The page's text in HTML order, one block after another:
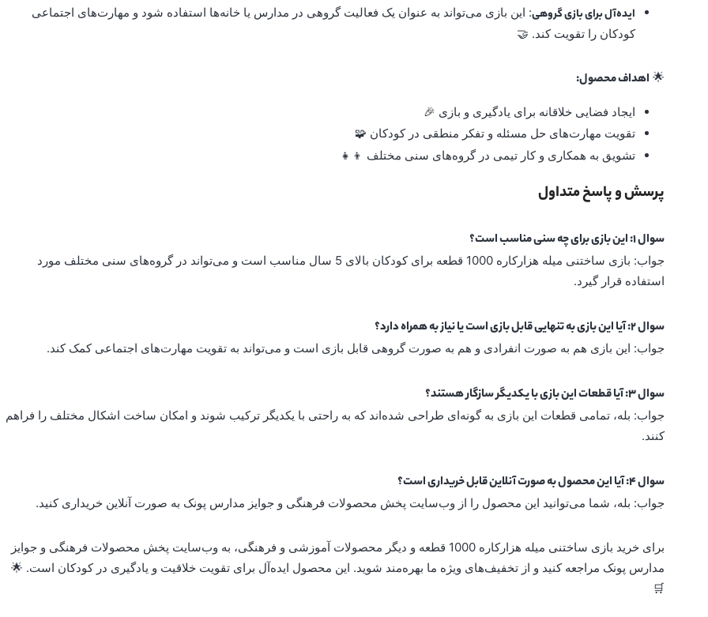
ایده‌آل برای بازی گروهی: این بازی می‌تواند به عنوان یک فعالیت گروهی در مدارس یا خانه‌ها استفاده شود و مهارت‌های اجتماعی
کودکان را تقویت کند. 🤝
🌟 اهداف محصول:
ایجاد فضایی خلاقانه برای یادگیری و بازی 🎉
تقویت مهارت‌های حل مسئله و تفکر منطقی در کودکان 🧩
تشویق به همکاری و کار تیمی در گروه‌های سنی مختلف 👦👧
پرسش و پاسخ متداول
سوال ۱: این بازی برای چه سنی مناسب است؟
جواب: بازی ساختنی میله هزارکاره 1000 قطعه برای کودکان بالای 5 سال مناسب است و می‌تواند در گروه‌های سنی مختلف مورد
استفاده قرار گیرد.
سوال ۲: آیا این بازی به تنهایی قابل بازی است یا نیاز به همراه دارد؟
جواب: این بازی هم به صورت انفرادی و هم به صورت گروهی قابل بازی است و می‌تواند به تقویت مهارت‌های اجتماعی کمک کند.
سوال ۳: آیا قطعات این بازی با یکدیگر سازگار هستند؟
جواب: بله، تمامی قطعات این بازی به گونه‌ای طراحی شده‌اند که به راحتی با یکدیگر ترکیب شوند و امکان ساخت اشکال مختلف را فراهم
کنند.
سوال ۴: آیا این محصول به صورت آنلاین قابل خریداری است؟
جواب: بله، شما می‌توانید این محصول را از وب‌سایت پخش محصولات فرهنگی و جوایز مدارس پونک به صورت آنلاین خریداری کنید.
برای خرید بازی ساختنی میله هزارکاره 1000 قطعه و دیگر محصولات آموزشی و فرهنگی، به وب‌سایت پخش محصولات فرهنگی و جوایز
مدارس پونک مراجعه کنید و از تخفیف‌های ویژه ما بهره‌مند شوید. این محصول ایده‌آل برای تقویت خلاقیت و یادگیری در کودکان است. 🌟
🛒